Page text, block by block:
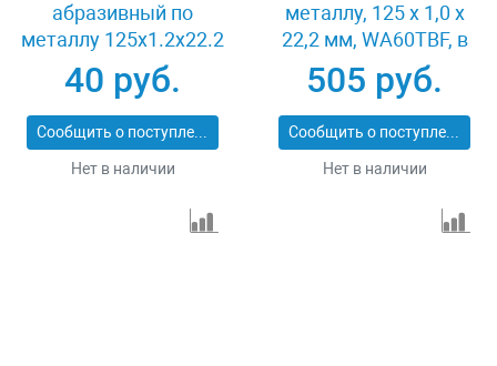
абразивный по
металлу 125x1.2x22.2
мм Луга 3612-125-1.2
40 руб.
Сообщить о поступлении
Нет в наличии
металлу, 125 х 1,0 х
22,2 мм, WA60TBF, в
метал.банке, 10 шт.
Denzel 737610
505 руб.
Сообщить о поступлении
Нет в наличии